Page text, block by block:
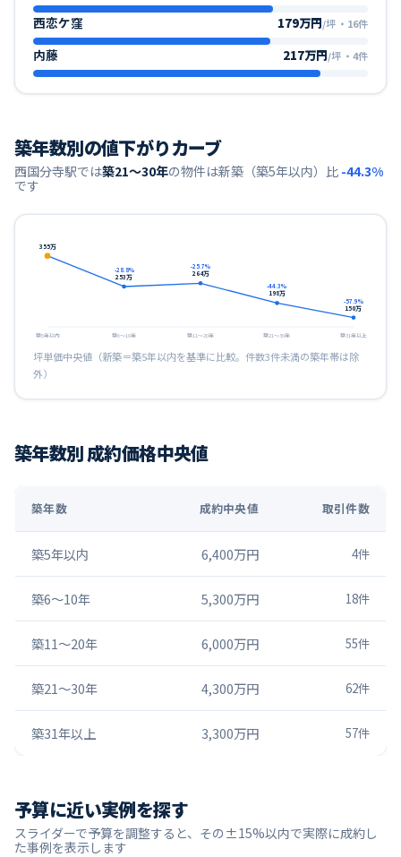
西恋ケ窪 179万円/坪 ・ 16件
内藤 217万円/坪 ・ 4件
築年数別の値下がりカーブ
西国分寺駅では築21〜30年の物件は新築（築5年以内）比 -44.3%
です
355万
築5年以内
253万
-28.8%
築6〜10年
264万
-25.7%
築11〜20年
198万
-44.3%
築21〜30年
150万
-57.9%
築31年以上
坪単価中央値（新築＝築5年以内を基準に比較。件数3件未満の築年帯は除
外）
築年数別 成約価格中央値
築年数 成約中央値 取引件数
築5年以内 6,400万円 4件
築6〜10年 5,300万円 18件
築11〜20年 6,000万円 55件
築21〜30年 4,300万円 62件
築31年以上 3,300万円 57件
予算に近い実例を探す
スライダーで予算を調整すると、その±15%以内で実際に成約し
た事例を表示します